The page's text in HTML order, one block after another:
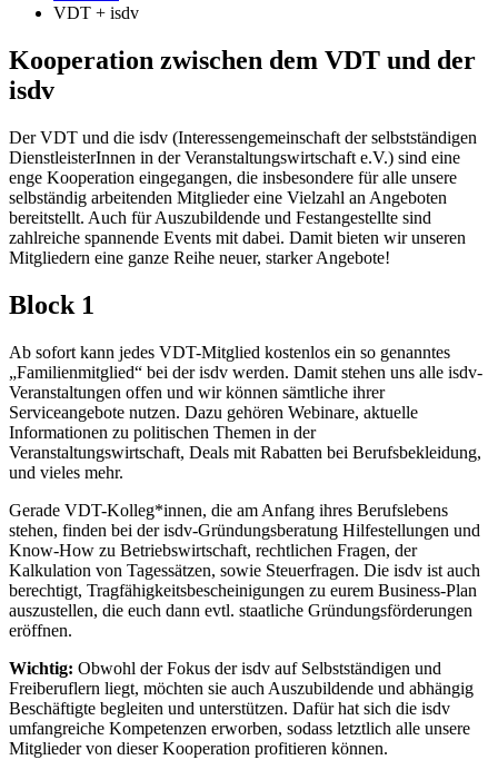
VDT + isdv
Kooperation zwischen dem VDT und der
isdv
Der VDT und die isdv (Interessengemeinschaft der selbstständigen
DienstleisterInnen in der Veranstaltungswirtschaft e.V.) sind eine
enge Kooperation eingegangen, die insbesondere für alle unsere
selbständig arbeitenden Mitglieder eine Vielzahl an Angeboten
bereitstellt. Auch für Auszubildende und Festangestellte sind
zahlreiche spannende Events mit dabei. Damit bieten wir unseren
Mitgliedern eine ganze Reihe neuer, starker Angebote!
Block 1
Ab sofort kann jedes VDT-Mitglied kostenlos ein so genanntes
„Familienmitglied“ bei der isdv werden. Damit stehen uns alle isdv-
Veranstaltungen offen und wir können sämtliche ihrer
Serviceangebote nutzen. Dazu gehören Webinare, aktuelle
Informationen zu politischen Themen in der
Veranstaltungswirtschaft, Deals mit Rabatten bei Berufsbekleidung,
und vieles mehr.
Gerade VDT-Kolleg*innen, die am Anfang ihres Berufslebens
stehen, finden bei der isdv-Gründungsberatung Hilfestellungen und
Know-How zu Betriebswirtschaft, rechtlichen Fragen, der
Kalkulation von Tagessätzen, sowie Steuerfragen. Die isdv ist auch
berechtigt, Tragfähigkeitsbescheinigungen zu eurem Business-Plan
auszustellen, die euch dann evtl. staatliche Gründungsförderungen
eröffnen.
Wichtig: Obwohl der Fokus der isdv auf Selbstständigen und
Freiberuflern liegt, möchten sie auch Auszubildende und abhängig
Beschäftigte begleiten und unterstützen. Dafür hat sich die isdv
umfangreiche Kompetenzen erworben, sodass letztlich alle unsere
Mitglieder von dieser Kooperation profitieren können.